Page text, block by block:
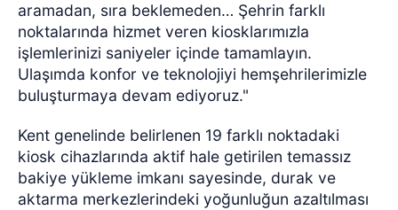
aramadan, sıra beklemeden… Şehrin farklı
noktalarında hizmet veren kiosklarımızla
işlemlerinizi saniyeler içinde tamamlayın.
Ulaşımda konfor ve teknolojiyi hemşehrilerimizle
buluşturmaya devam ediyoruz."
Kent genelinde belirlenen 19 farklı noktadaki
kiosk cihazlarında aktif hale getirilen temassız
bakiye yükleme imkanı sayesinde, durak ve
aktarma merkezlerindeki yoğunluğun azaltılması